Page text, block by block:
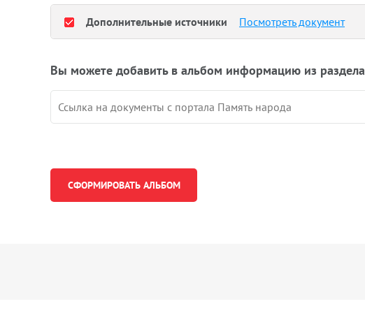
Дополнительные источники Посмотреть документ
Вы можете добавить в альбом информацию из раздела